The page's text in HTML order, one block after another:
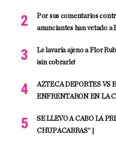
Por sus comentarios
anunciantes han vetado a
Le lavaría ajeno a Flor
¡sin cobrarle!
AZTECA DEPORTES VS
ENFRENTARON EN LA
SE LLEVO A CABO LA
CHUPACABRAS” |